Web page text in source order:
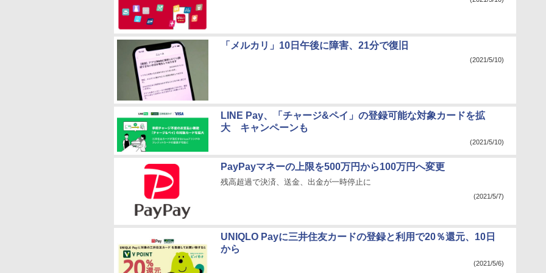
「メルカリ」10日午後に障害、21分で復旧
(2021/5/10)
LINE Pay、「チャージ&ペイ」の登録可能な対象カードを拡
大 キャンペーンも
(2021/5/10)
PayPayマネーの上限を500万円から100万円へ変更
残高超過で決済、送金、出金が一時停止に
(2021/5/7)
UNIQLO Payに三井住友カードの登録と利用で20％還元、10日
から
(2021/5/6)